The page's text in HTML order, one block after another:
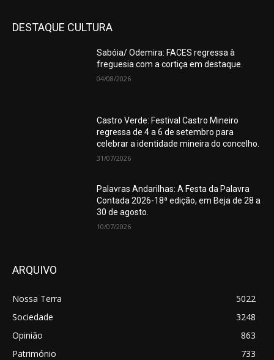
DESTAQUE CULTURA
Sabóia/ Odemira: FACES regressa à
freguesia com a cortiça em destaque.
04/08/2026
Castro Verde: Festival Castro Mineiro
regressa de 4 a 6 de setembro para
celebrar a identidade mineira do concelho.
31/07/2026
Palavras Andarilhas: A Festa da Palavra
Contada 2026-18ª edição, em Beja de 28 a
30 de agosto.
10/07/2026
ARQUIVO
Nossa Terra
5022
Sociedade
3248
Opinião
863
Património
733